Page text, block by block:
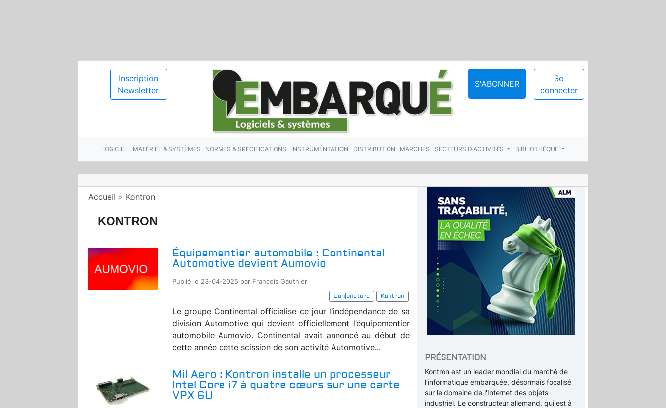
Inscription
Newsletter
S'ABONNER
Se
connecter
LOGICIEL MATÉRIEL & SYSTÈMES NORMES & SPÉCIFICATIONS INSTRUMENTATION DISTRIBUTION MARCHÉS SECTEURS D'ACTIVITÉS BIBLIOTHÈQUE
Accueil > Kontron
KONTRON
Équipementier automobile : Continental
Automotive devient Aumovio
Publié le 23-04-2025 par Francois Gauthier
Conjoncture
Kontron
Le groupe Continental officialise ce jour l'indépendance de sa
division Automotive qui devient officiellement l’équipementier
automobile Aumovio. Continental avait annoncé au début de
cette année cette scission de son activité Automotive...
Mil Aero : Kontron installe un processeur
Intel Core i7 à quatre cœurs sur une carte
VPX 6U
PRÉSENTATION
Kontron est un leader mondial du marché de
l’informatique embarquée, désormais focalisé
sur le domaine de l'Internet des objets
industriel. Le constructeur allemand, qui est à